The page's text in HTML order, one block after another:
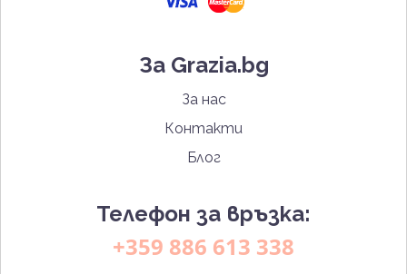
За Grazia.bg
За нас
Контакти
Блог
Телефон за връзка:
+359 886 613 338